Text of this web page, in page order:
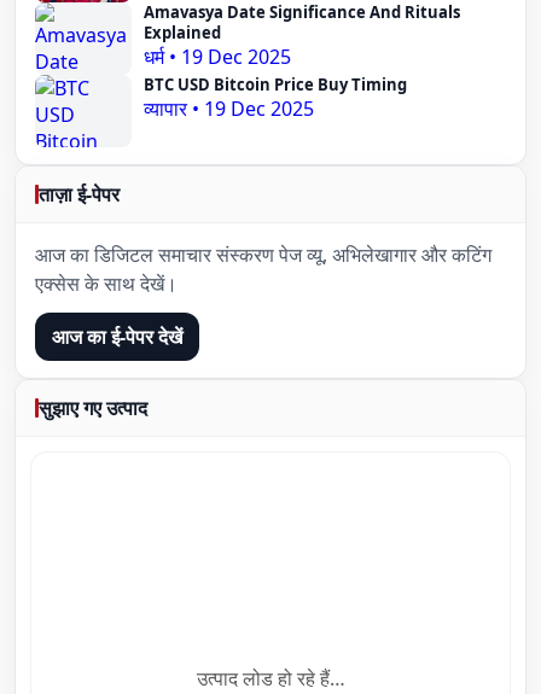
Amavasya Date Significance And Rituals
Explained
धर्म • 19 Dec 2025
BTC USD Bitcoin Price Buy Timing
व्यापार • 19 Dec 2025
ताज़ा ई-पेपर
आज का डिजिटल समाचार संस्करण पेज व्यू, अभिलेखागार और कटिंग
एक्सेस के साथ देखें।
आज का ई-पेपर देखें
सुझाए गए उत्पाद
उत्पाद लोड हो रहे हैं…